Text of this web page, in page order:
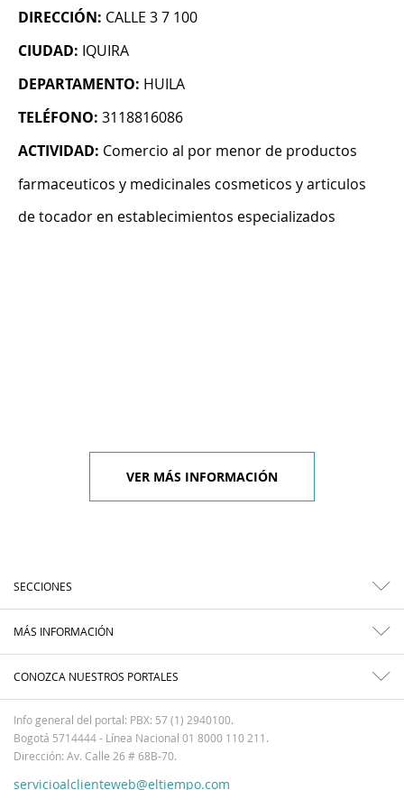
DIRECCIÓN: CALLE 3 7 100
CIUDAD: IQUIRA
DEPARTAMENTO: HUILA
TELÉFONO: 3118816086
ACTIVIDAD: Comercio al por menor de productos
farmaceuticos y medicinales cosmeticos y articulos
de tocador en establecimientos especializados
VER MÁS INFORMACIÓN
SECCIONES
MÁS INFORMACIÓN
CONOZCA NUESTROS PORTALES
Info general del portal: PBX: 57 (1) 2940100.
Bogotá 5714444 - Línea Nacional 01 8000 110 211.
Dirección: Av. Calle 26 # 68B-70.
servicioalclienteweb@eltiempo.com